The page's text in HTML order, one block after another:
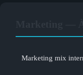
Marketing mix